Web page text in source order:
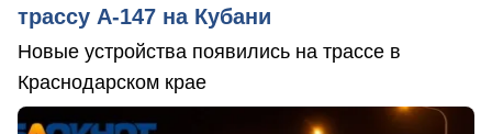
трассу А-147 на Кубани
Новые устройства появились на трассе в
Краснодарском крае